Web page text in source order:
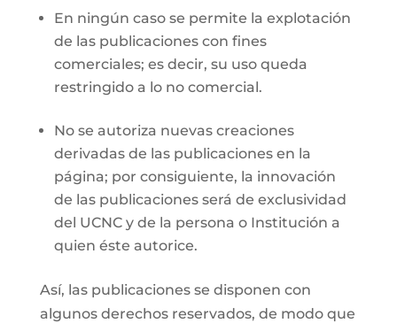
En ningún caso se permite la explotación
de las publicaciones con fines
comerciales; es decir, su uso queda
restringido a lo no comercial.
No se autoriza nuevas creaciones
derivadas de las publicaciones en la
página; por consiguiente, la innovación
de las publicaciones será de exclusividad
del UCNC y de la persona o Institución a
quien éste autorice.
Así, las publicaciones se disponen con
algunos derechos reservados, de modo que